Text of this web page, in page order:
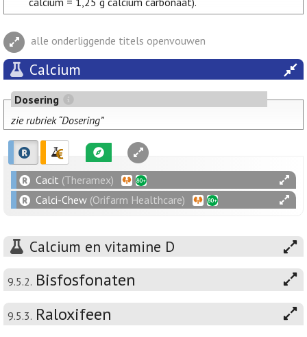
alle onderliggende titels openvouwen
Calcium
Dosering
zie rubriek “Dosering”
Cacit (Theramex)
Calci-Chew (Orifarm Healthcare)
Calcium en vitamine D
9.5.2. Bisfosfonaten
9.5.3. Raloxifeen